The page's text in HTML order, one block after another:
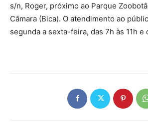
s/n, Roger, próximo ao Parque
Câmara (Bica). O atendimento ao
segunda a sexta-feira, das 7h às 11h e